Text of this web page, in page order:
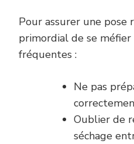
Pour assurer une pose
primordial de se
fréquentes :
Ne pas
Oublier de
séchage